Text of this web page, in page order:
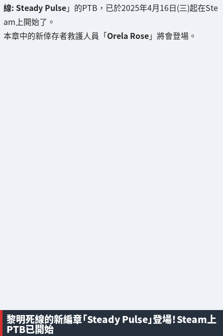
線: Steady Pulse」的PTB，已於2025年4月16日(三)起在Ste
am上開始了。
本章中的新倖存者救護人員「Orela Rose」將會登場。
黎明死線的新編章「Steady Pulse」登場！Steam上
PTB已開始